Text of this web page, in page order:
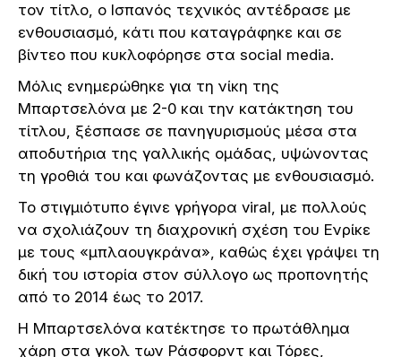
τον τίτλο, ο Ισπανός τεχνικός αντέδρασε με
ενθουσιασμό, κάτι που καταγράφηκε και σε
βίντεο που κυκλοφόρησε στα social media.
Μόλις ενημερώθηκε για τη νίκη της
Μπαρτσελόνα με 2-0 και την κατάκτηση του
τίτλου, ξέσπασε σε πανηγυρισμούς μέσα στα
αποδυτήρια της γαλλικής ομάδας, υψώνοντας
τη γροθιά του και φωνάζοντας με ενθουσιασμό.
Το στιγμιότυπο έγινε γρήγορα viral, με πολλούς
να σχολιάζουν τη διαχρονική σχέση του Ενρίκε
με τους «μπλαουγκράνα», καθώς έχει γράψει τη
δική του ιστορία στον σύλλογο ως προπονητής
από το 2014 έως το 2017.
Η Μπαρτσελόνα κατέκτησε το πρωτάθλημα
χάρη στα γκολ των Ράσφορντ και Τόρες,